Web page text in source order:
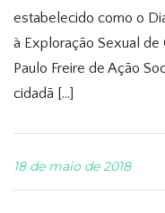
estabelecido como o
à Exploração Sexual
Paulo Freire de Ação
cidadã […]
18 de maio de 2018